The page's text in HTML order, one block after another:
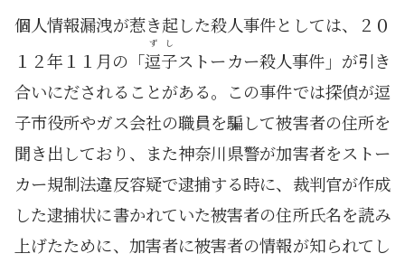
個人情報漏洩が惹き起した殺人事件としては、２０
１２年１１月の「逗子
ずし
ストーカー殺人事件」が引き
合いにだされることがある。この事件では探偵が逗
子市役所やガス会社の職員を騙して被害者の住所を
聞き出しており、また神奈川県警が加害者をストー
カー規制法違反容疑で逮捕する時に、裁判官が作成
した逮捕状に書かれていた被害者の住所氏名を読み
上げたために、加害者に被害者の情報が知られてし